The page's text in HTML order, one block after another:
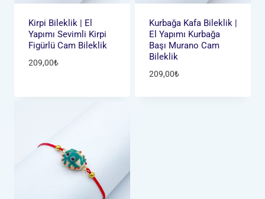
Kirpi Bileklik | El
Yapımı Sevimli Kirpi
Figürlü Cam Bileklik
209,00₺
Kurbağa Kafa Bileklik |
El Yapımı Kurbağa
Başı Murano Cam
Bileklik
209,00₺